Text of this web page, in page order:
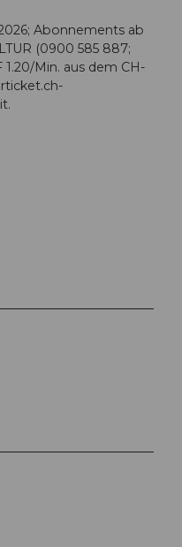
Abonnements ab
(0900 585 887;
1.20/Min. aus dem CH-